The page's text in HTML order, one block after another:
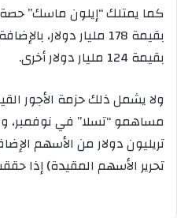
بقيمة 178 مليار
بقيمة 124 مليار دولار أخرى.
ولا يشمل ذلك حزمة الأجور
مساهمو “تسلا” في نوفمبر،
تريليون دولار من الأسهم
تحرير الأسهم المقيدة) إذا